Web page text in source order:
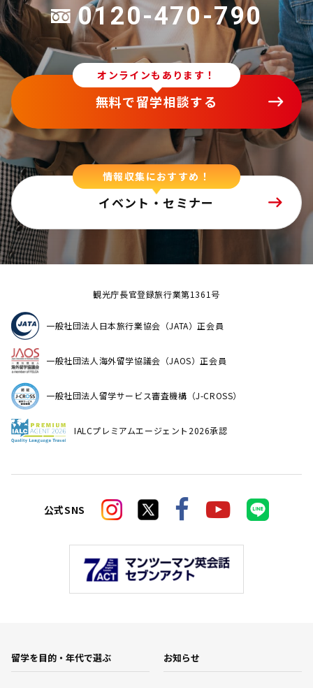
0120-470-790
オンラインもあります！
無料で留学相談する
情報収集におすすめ！
イベント・セミナー
観光庁長官登録旅行業第1361号
一般社団法人日本旅行業協会（JATA）正会員
一般社団法人海外留学協議会（JAOS）正会員
一般社団法人留学サービス審査機構（J-CROSS）
IALCプレミアムエージェント2026承認
公式SNS
留学を目的・年代で選ぶ お知らせ